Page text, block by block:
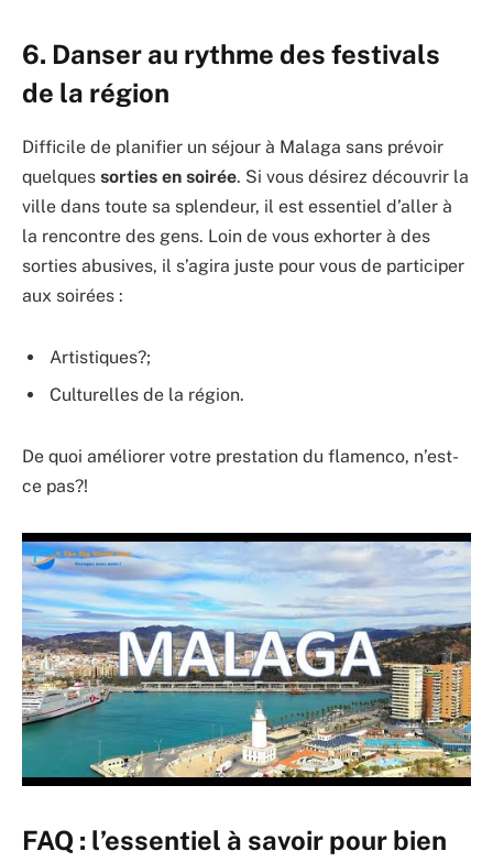
6. Danser au rythme des festivals
de la région
Difficile de planifier un séjour à Malaga sans prévoir
quelques sorties en soirée. Si vous désirez découvrir la
ville dans toute sa splendeur, il est essentiel d’aller à
la rencontre des gens. Loin de vous exhorter à des
sorties abusives, il s’agira juste pour vous de participer
aux soirées :
Artistiques?;
Culturelles de la région.
De quoi améliorer votre prestation du flamenco, n’est-
ce pas?!
FAQ : l’essentiel à savoir pour bien